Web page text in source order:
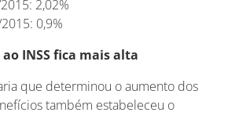
2,02%
0,9%
INSS fica mais alta
que determinou o aumento dos
também estabeleceu o